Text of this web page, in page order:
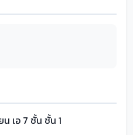
น เอ 7 ชั้น ชั้น 1